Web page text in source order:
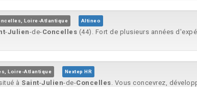
Loire-Atlantique Altineo
-Julien-de-Concelles (44). Fort de plusieurs années
Loire-Atlantique Nextep HR
à Saint-Julien-de-Concelles. Vous concevrez,